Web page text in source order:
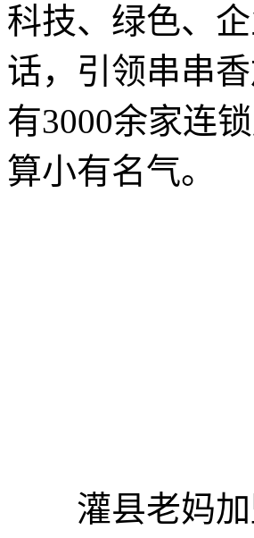
科技、绿色、
话，引领串串
有3000余家连
算小有名气。
灌县老妈加